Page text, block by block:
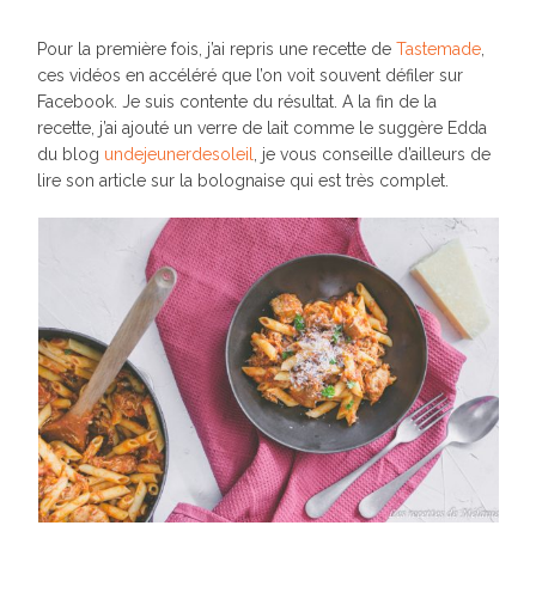
Pour la première fois, j’ai repris une recette deTastemade,
ces vidéos en accéléré que l’on voit souvent défiler sur
Facebook. Je suis contente du résultat. A la fin de la
recette, j’ai ajouté un verre de lait comme le suggère Edda
du blog undejeunerdesoleil, je vous conseille d’ailleurs de
lire son article sur la bolognaise qui est très complet.